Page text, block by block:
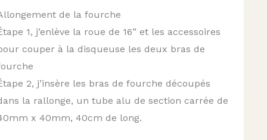
de la fourche
1, j’enlève la roue de 16” et les accessoires
couper à la disqueuse les deux bras de
2, j’insère les bras de fourche découpés
la rallonge, un tube alu de section carrée de
x 40mm, 40cm de long.